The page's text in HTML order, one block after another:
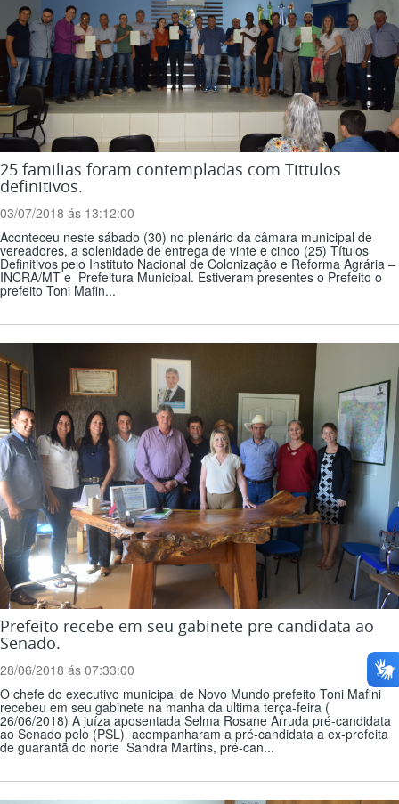
25 familias foram contempladas com Tittulos
definitivos.
03/07/2018 ás 13:12:00
Aconteceu neste sábado (30) no plenário da câmara municipal de
vereadores, a solenidade de entrega de vinte e cinco (25) Títulos
Definitivos pelo Instituto Nacional de Colonização e Reforma Agrária –
INCRA/MT e Prefeitura Municipal. Estiveram presentes o Prefeito o
prefeito Toni Mafin...
Prefeito recebe em seu gabinete pre candidata ao
Senado.
28/06/2018 ás 07:33:00
O chefe do executivo municipal de Novo Mundo prefeito Toni Mafini
recebeu em seu gabinete na manha da ultima terça-feira (
26/06/2018) A juíza aposentada Selma Rosane Arruda pré-candidata
ao Senado pelo (PSL) acompanharam a pré-candidata a ex-prefeita
de guarantã do norte Sandra Martins, pré-can...